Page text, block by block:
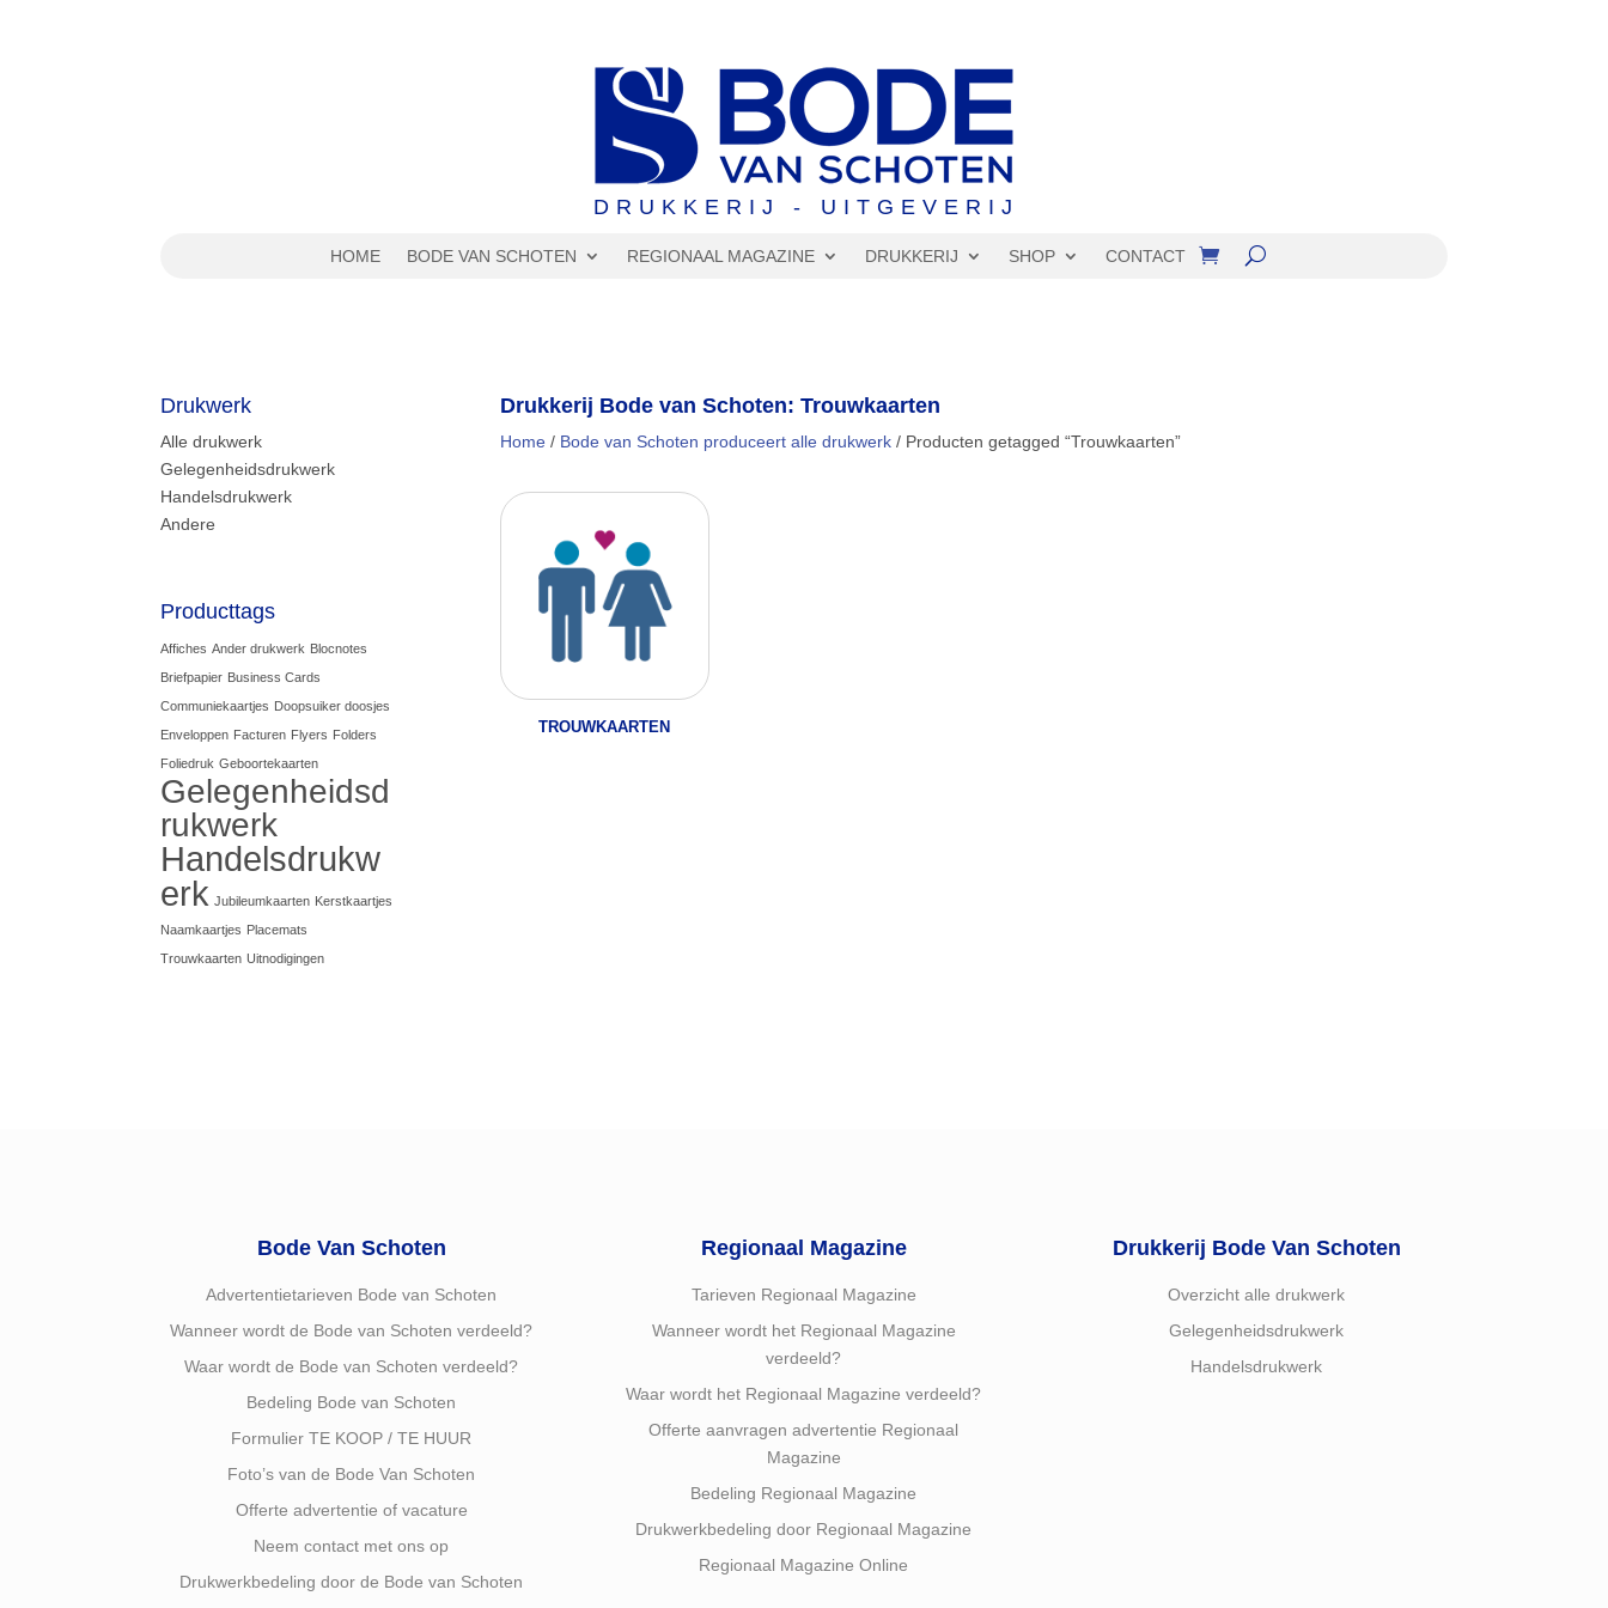
DRUKKERIJ - UITGEVERIJ
HOME BODE VAN SCHOTEN REGIONAAL MAGAZINE DRUKKERIJ SHOP CONTACT
Drukwerk
Alle drukwerk
Gelegenheidsdrukwerk
Handelsdrukwerk
Andere
Producttags
Affiches Ander drukwerk Blocnotes
Briefpapier Business Cards
Communiekaartjes Doopsuiker doosjes
Enveloppen Facturen Flyers Folders
Foliedruk Geboortekaarten
Gelegenheidsd
rukwerk
Handelsdrukw
erk Jubileumkaarten Kerstkaartjes
Naamkaartjes Placemats
Trouwkaarten Uitnodigingen
Drukkerij Bode van Schoten: Trouwkaarten
Home/ Bode van Schoten produceert alle drukwerk/ Producten getagged “Trouwkaarten”
TROUWKAARTEN
Bode Van Schoten
Advertentietarieven Bode van Schoten
Wanneer wordt de Bode van Schoten verdeeld?
Waar wordt de Bode van Schoten verdeeld?
Bedeling Bode van Schoten
Formulier TE KOOP / TE HUUR
Foto’s van de Bode Van Schoten
Offerte advertentie of vacature
Neem contact met ons op
Drukwerkbedeling door de Bode van Schoten
Regionaal Magazine
Tarieven Regionaal Magazine
Wanneer wordt het Regionaal Magazine
verdeeld?
Waar wordt het Regionaal Magazine verdeeld?
Offerte aanvragen advertentie Regionaal
Magazine
Bedeling Regionaal Magazine
Drukwerkbedeling door Regionaal Magazine
Regionaal Magazine Online
Drukkerij Bode Van Schoten
Overzicht alle drukwerk
Gelegenheidsdrukwerk
Handelsdrukwerk